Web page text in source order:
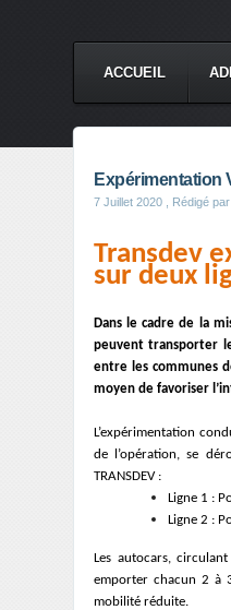
ACCUEIL
Expérimentation
7 Juillet 2020 , Rédigé
Transdev
sur deux
Dans le cadre de la
peuvent transporter
entre les communes
moyen de favoriser
L’expérimentation
de l’opération, se
TRANSDEV :
Ligne 1 :
Ligne 2 :
Les autocars,
emporter chacun 2 à
mobilité réduite.